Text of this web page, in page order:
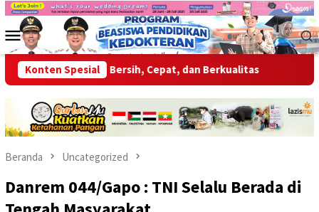
Loncat
kontenMenu
Mobile
Konten Spesial
Bersih, Cepat, dan Berkualitas Wabup OKU
Beranda Uncategorized
Danrem 044/Gapo : TNI Selalu Berada di